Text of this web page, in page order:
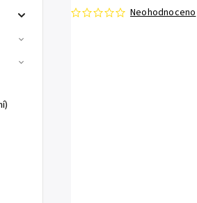
Neohodnoceno